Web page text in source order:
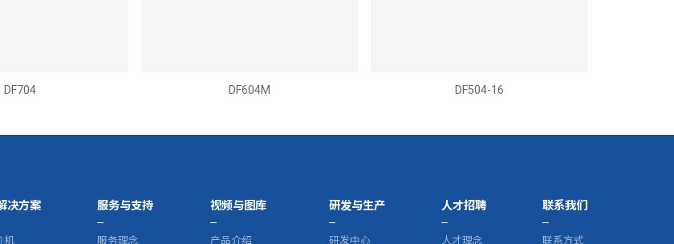
DF704 DF604M DF504-16
决方案
机
服务与支持
服务理念
视频与图库
产品介绍
研发与生产
研发中心
人才招聘
人才理念
联系我们
联系方式